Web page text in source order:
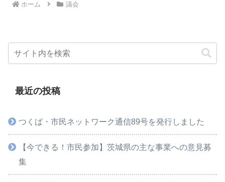
ホーム 議会
最近の投稿
つくば・市民ネットワーク通信89号を発行しました
【今できる！市民参加】茨城県の主な事業への意見募
集